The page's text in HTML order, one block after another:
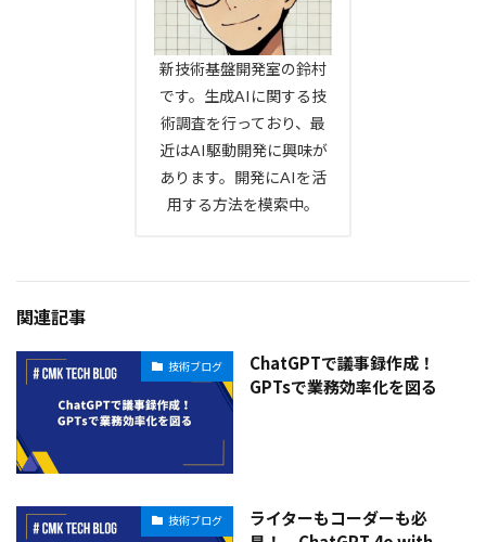
新技術基盤開発室の鈴村
です。生成AIに関する技
術調査を行っており、最
近はAI駆動開発に興味が
あります。開発にAIを活
用する方法を模索中。
関連記事
技術ブログ
ChatGPTで議事録作成！
GPTsで業務効率化を図る
技術ブログ
ライターもコーダーも必